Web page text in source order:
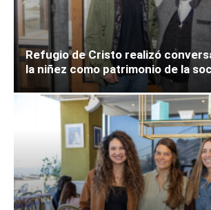
Refugio de Cristo realizó
la niñez como patrimonio de la